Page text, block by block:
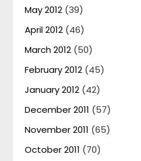
May 2012 (39)
April 2012 (46)
March 2012 (50)
February 2012 (45)
January 2012 (42)
December 2011 (57)
November 2011 (65)
October 2011 (70)